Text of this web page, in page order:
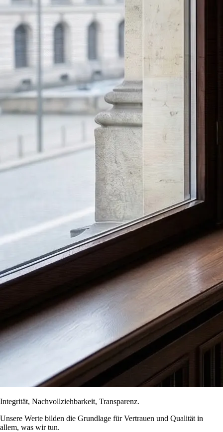
Integrität, Nachvollziehbarkeit, Transparenz.
Unsere Werte bilden die Grundlage für Vertrauen und Qualität in
allem, was wir tun.